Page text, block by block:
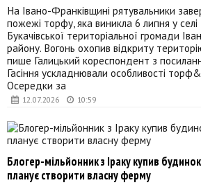
12.07.2026 10:59
На Івано-Франківщині рятувальники
пожежі торфу, яка виникла 6 липня у
Букачівської територіальної громади
району. Вогонь охопив відкриту
пише Галицький кореспондент з
Гасіння ускладнювали особливості
Осередки за
Блогер-мільйонник з Іраку купив
планує створити власну ферму